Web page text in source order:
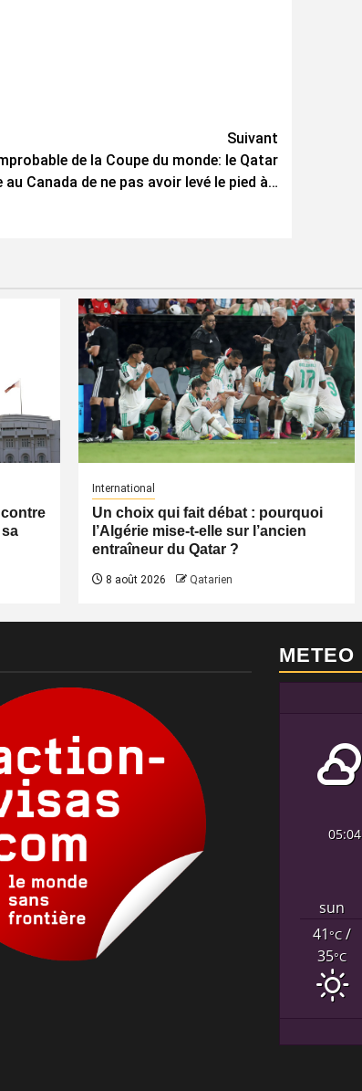
Suivant
de la Coupe du monde: le Qatar
au Canada de ne pas avoir levé le pied à…
contre
International
Un choix qui fait débat : pourquoi
l’Algérie mise-t-elle sur l’ancien
entraîneur du Qatar ?
8 août 2026 Qatarien
METEO
05:04
sun
41°C/
35°C